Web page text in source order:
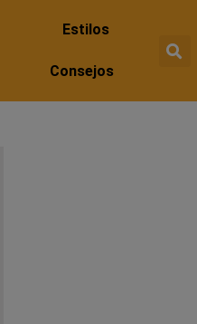
Estilos
Consejos